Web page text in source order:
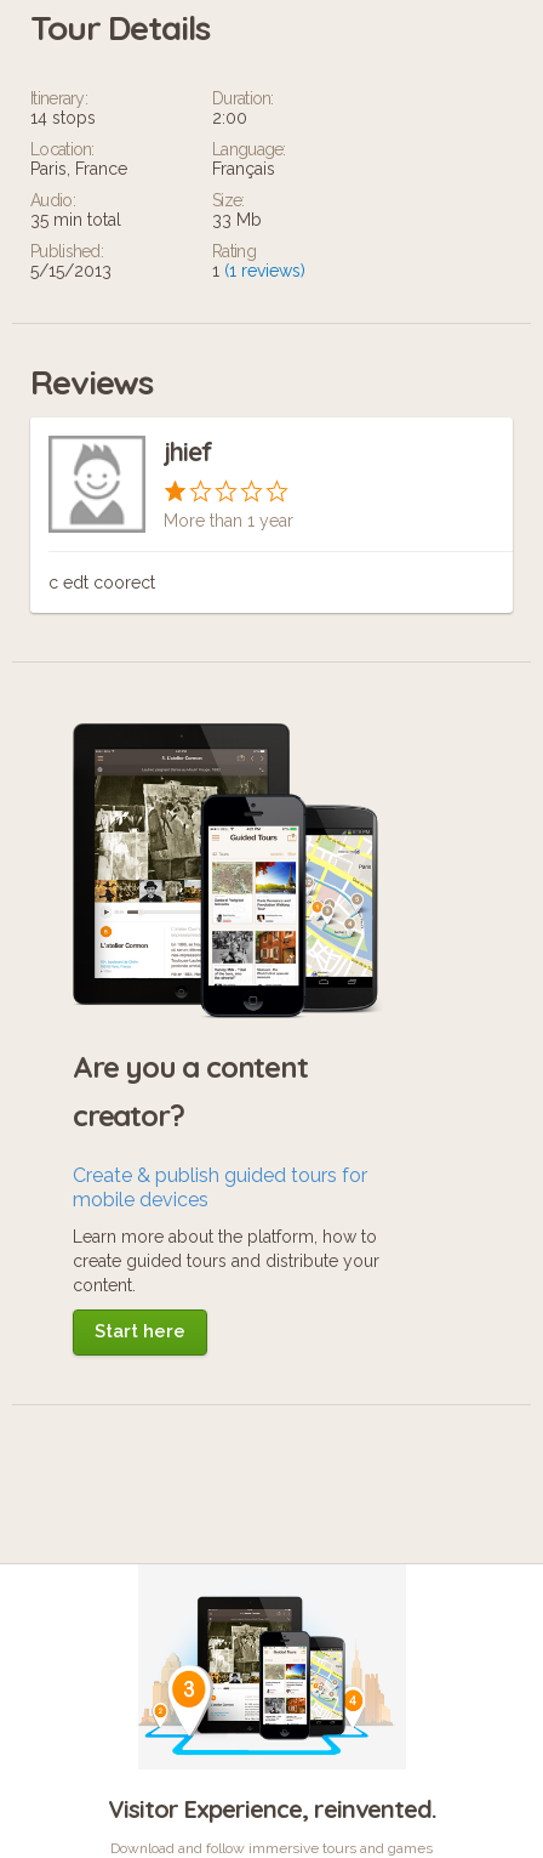
Tour Details
Itinerary:
14 stops
Duration:
2:00
Location:
Paris, France
Language:
Français
Audio:
35 min total
Size:
33 Mb
Published:
5/15/2013
Rating
1 (1 reviews)
Reviews
jhief
More than 1 year
c edt coorect
Are you a content
creator?
Create & publish guided tours for
mobile devices
Learn more about the platform, how to
create guided tours and distribute your
content.
Start here
Visitor Experience, reinvented.
Download and follow immersive tours and games